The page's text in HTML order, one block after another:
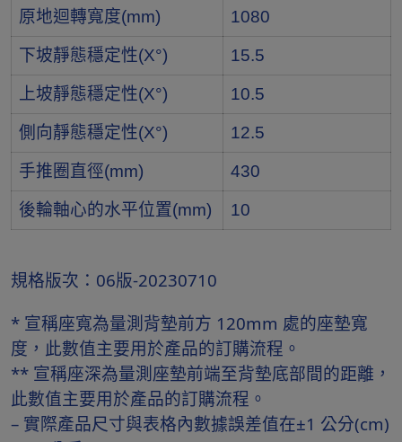
原地迴轉寬度(mm) 1080
下坡靜態穩定性(X°) 15.5
上坡靜態穩定性(X°) 10.5
側向靜態穩定性(X°) 12.5
手推圈直徑(mm) 430
後輪軸心的水平位置(mm) 10
規格版次：06版-20230710
* 宣稱座寬為量測背墊前方 120mm 處的座墊寬
度，此數值主要用於產品的訂購流程。
** 宣稱座深為量測座墊前端至背墊底部間的距離，
此數值主要用於產品的訂購流程。
– 實際產品尺寸與表格內數據誤差值在±1 公分(cm)